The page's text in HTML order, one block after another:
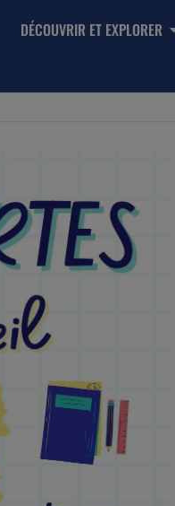
DÉCOUVRIR ET EXPLORER